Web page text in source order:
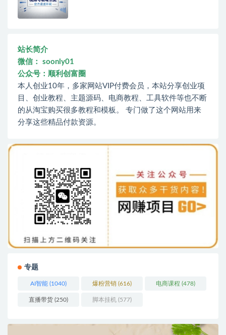
站长简介
微信： soonly01
公众号：顺利创富圈
本人创业10年，多家网站VIP付费会员，本站分享创业项
目、创业教程、主题源码、电商教程、工具软件等也不断
的从淘宝购买很多教程和模板。 专门做了这个网站用来
分享这些精品付款资源。
专题
AI智能 (1040) 爆粉营销 (616) 电商课程 (478)
直播带货 (250) 脚本挂机 (577)